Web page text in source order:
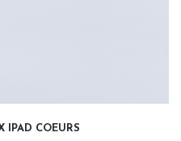
IPAD COEURS